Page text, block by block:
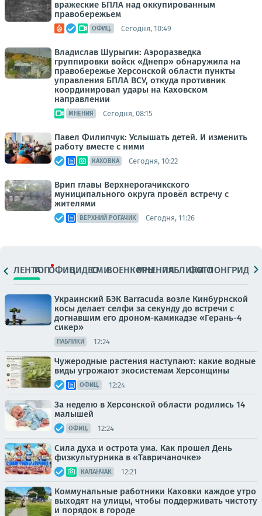
вражеские БПЛА над оккупированным
правобережьем
ОФИЦ. Сегодня, 10:49
Владислав Шурыгин: Аэроразведка
группировки войск «Днепр» обнаружила на
правобережье Херсонской области пункты
управления БПЛА ВСУ, откуда противник
координировал удары на Каховском
направлении
МНЕНИЯ Сегодня, 08:15
Павел Филипчук: Услышать детей. И изменить
работу вместе с ними
КАХОВКА Сегодня, 10:22
Врип главы Верхнерогачикского
муниципального округа провёл встречу с
жителями
ВЕРХНИЙ РОГАЧИК Сегодня, 11:26
ЛЕНТАТОПОФИЦ.ВИДЕОСМИВОЕНКОРЫМНЕНИЯПАБЛИКИ
ФОТОЛОНГРИДЫ
Украинский БЭК Barracuda возле Кинбурнской
косы делает селфи за секунду до встречи с
догнавшим его дроном-камикадзе «Герань-4
сикер»
ПАБЛИКИ 12:24
Чужеродные растения наступают: какие водные
виды угрожают экосистемам Херсонщины
ОФИЦ. 12:24
За неделю в Херсонской области родились 14
малышей
ОФИЦ. 12:24
Сила духа и острота ума. Как прошел День
физкультурника в «Тавричаночке»
КАЛАНЧАК 12:21
Коммунальные работники Каховки каждое утро
выходят на улицы, чтобы поддерживать чистоту
и порядок в городе